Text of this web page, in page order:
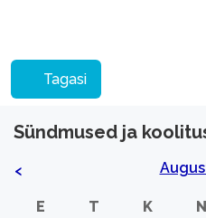
Tagasi
Sündmused ja
<
E T K N